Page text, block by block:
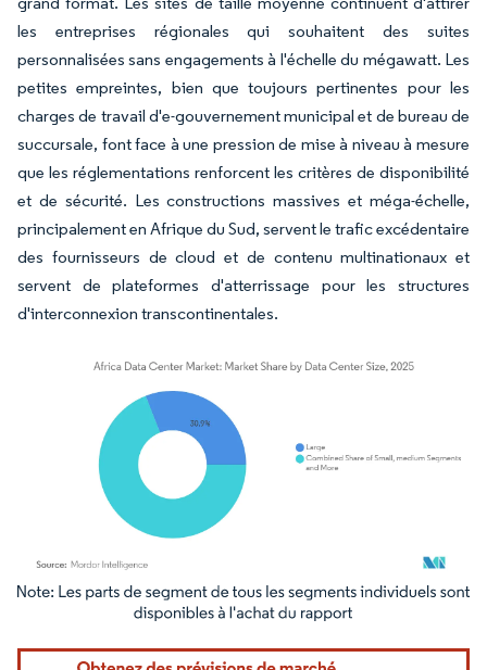
les entreprises régionales qui souhaitent des suites
personnalisées sans engagements à l'échelle du mégawatt. Les
petites empreintes, bien que toujours pertinentes pour les
charges de travail d'e-gouvernement municipal et de bureau de
succursale, font face à une pression de mise à niveau à mesure
que les réglementations renforcent les critères de disponibilité
et de sécurité. Les constructions massives et méga-échelle,
principalement en Afrique du Sud, servent le trafic excédentaire
des fournisseurs de cloud et de contenu multinationaux et
servent de plateformes d'atterrissage pour les structures
d'interconnexion transcontinentales.
Image © Mordor Intelligence. La réutilisation nécessite une attribution sous CC BY